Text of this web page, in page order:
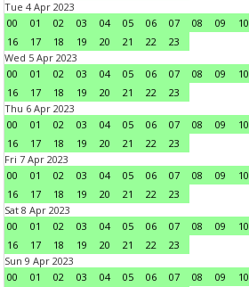
Tue 4 Apr 2023
00
01 02 03 04 05 06 07 08 09 10
16
17 18 19 20 21 22
23
Wed 5 Apr 2023
00
01 02 03 04 05 06 07 08 09 10
16
17 18 19 20 21 22
23
Thu 6 Apr 2023
00
01 02 03 04 05 06 07 08 09 10
16
17 18 19 20 21 22
23
Fri 7 Apr 2023
00
01 02 03 04 05 06 07 08 09 10
16
17 18 19 20 21 22
23
Sat 8 Apr 2023
00
01 02 03 04 05 06 07 08 09 10
16
17 18 19 20 21 22
23
Sun 9 Apr 2023
00
01 02 03 04 05 06 07 08 09 10